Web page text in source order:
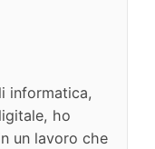
informatica,
ho
un lavoro che